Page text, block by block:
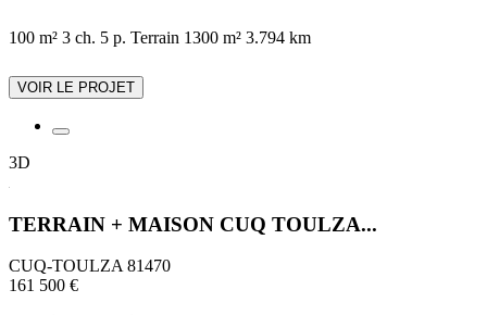
100 m² 3 ch. 5 p. Terrain 1300 m² 3.794 km
VOIR LE PROJET
3D
TERRAIN + MAISON CUQ TOULZA...
CUQ-TOULZA 81470
161 500 €